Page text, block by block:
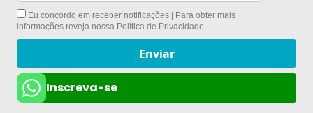
Eu concordo em receber notificações | Para obter mais
informações reveja nossa Política de Privacidade.
Enviar
Inscreva-se